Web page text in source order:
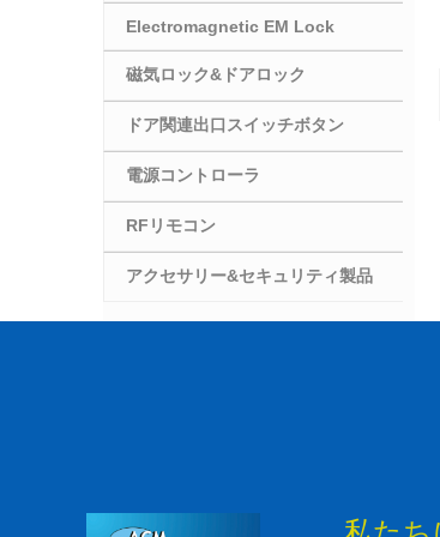
Electromagnetic EM Lock
磁気ロック&ドアロック
ドア関連出口スイッチボタン
電源コントローラ
RFリモコン
アクセサリー&セキュリティ製品